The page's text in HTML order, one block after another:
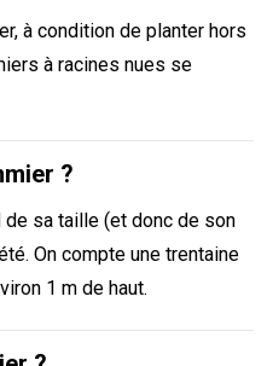
à condition de planter hors
à racines nues se
?
de sa taille (et donc de son
On compte une trentaine
1 m de haut.